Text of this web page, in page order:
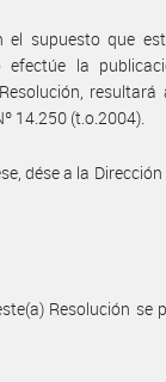
supuesto que
efectúe la
resultará
14.250 (t.o.2004).
dése a la
Resolución se